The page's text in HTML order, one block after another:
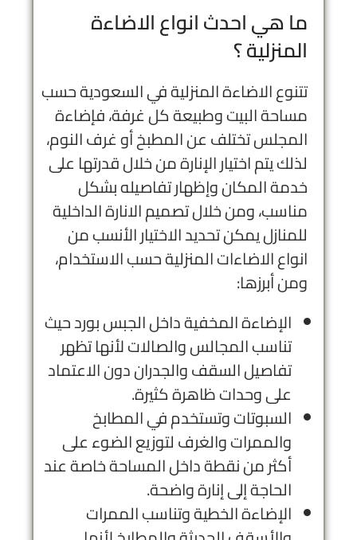
ما هي احدث انواع الاضاءة
المنزلية​ ؟
تتنوع الاضاءة المنزلية في السعودية حسب
مساحة البيت وطبيعة كل غرفة، فإضاءة
المجلس تختلف عن المطبخ أو غرف النوم،
لذلك يتم اختيار الإنارة من خلال قدرتها على
خدمة المكان وإظهار تفاصيله بشكل
مناسب، ومن خلال تصميم الانارة الداخلية
للمنازل يمكن تحديد الاختيار الأنسب من
انواع الاضاءات المنزلية حسب الاستخدام،
ومن أبرزها:
الإضاءة المخفية داخل الجبس بورد حيث
تناسب المجالس والصالات لأنها تظهر
تفاصيل السقف والجدران دون الاعتماد
على وحدات ظاهرة كثيرة.
السبوتات وتستخدم في المطابخ
والممرات والغرف لتوزيع الضوء على
أكثر من نقطة داخل المساحة خاصة عند
الحاجة إلى إنارة واضحة.
الإضاءة الخطية وتناسب الممرات